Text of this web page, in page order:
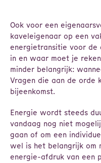
Ook voor een
kaveleigenaar op een
energietransitie voor de
in en waar moet je
minder belangrijk:
Vragen die aan de orde
bijeenkomst.
Energie wordt steeds
vandaag nog niet
gaan of om een
wel is het belangrijk om
energie-afdruk van een